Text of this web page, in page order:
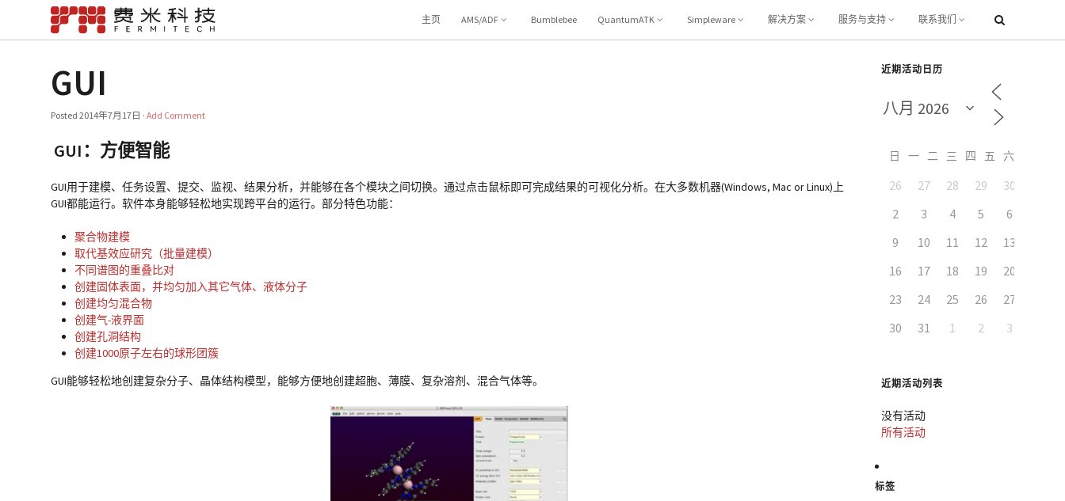
主页 AMS/ADF Bumblebee QuantumATK Simpleware 解决方案 服务与支持 联系我们
GUI
Posted2014年7月17日 ·Add Comment
GUI：方便智能
GUI用于建模、任务设置、提交、监视、结果分析，并能够在各个模块之间切换。通过点击鼠标即可完成结果的可视化分析。在大多数机器(Windows, Mac or Linux)上
GUI都能运行。软件本身能够轻松地实现跨平台的运行。部分特色功能：
聚合物建模
取代基效应研究（批量建模）
不同谱图的重叠比对
创建固体表面，并均匀加入其它气体、液体分子
创建均匀混合物
创建气-液界面
创建孔洞结构
创建1000原子左右的球形团簇
GUI能够轻松地创建复杂分子、晶体结构模型，能够方便地创建超胞、薄膜、复杂溶剂、混合气体等。
近期活动日历
日 一 二 三 四 五
26 27 28 29 30
2
3 4 5 6
9
10 11 12 13
16
17 18 19 20
23
24 25 26 27
30
31 1 2 3
近期活动列表
没有活动
所有活动
标签